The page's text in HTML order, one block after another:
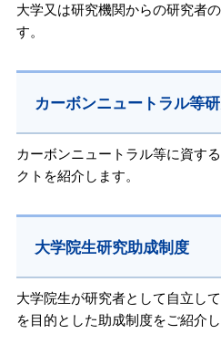
大学又は研究機関からの研究者
す。
カーボンニュートラル等
カーボンニュートラル等に資す
クトを紹介します。
大学院生研究助成制度
大学院生が研究者として自立し
を目的とした助成制度をご紹介し